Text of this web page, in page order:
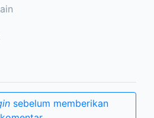
sebelum memberikan